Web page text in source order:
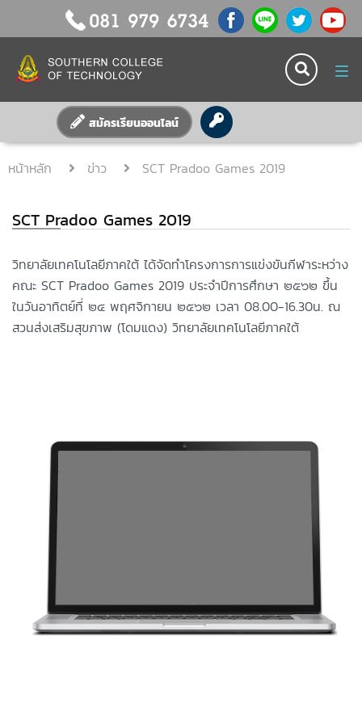
สมัครเรียนออนไลน์
หน้าหลัก ข่าว SCT Pradoo Games 2019
SCT Pradoo Games 2019
วิทยาลัยเทคโนโลยีภาคใต้ ได้จัดทำโครงการการแข่งขันกีฬาระหว่าง
คณะ SCT Pradoo Games 2019 ประจำปีการศึกษา ๒๕๖๒ ขึ้น
ในวันอาทิตย์ที่ ๒๔ พฤศจิกายน ๒๕๖๒ เวลา 08.00-16.30น. ณ
สวนส่งเสริมสุขภาพ (โดมแดง) วิทยาลัยเทคโนโลยีภาคใต้